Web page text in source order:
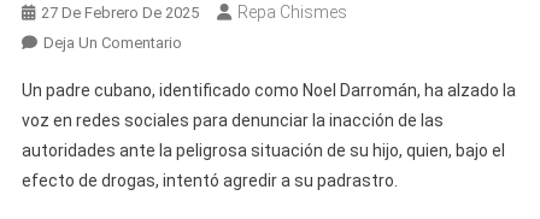
27 De Febrero De 2025 Repa Chismes
Deja Un ComentarioEn
Cubano
Advierte
Que
Su
Un padre cubano, identificado como Noel Darromán, ha alzado la
voz en redes sociales para denunciar la inacción de las
autoridades ante la peligrosa situación de su hijo, quien, bajo el
efecto de drogas, intentó agredir a su padrastro.